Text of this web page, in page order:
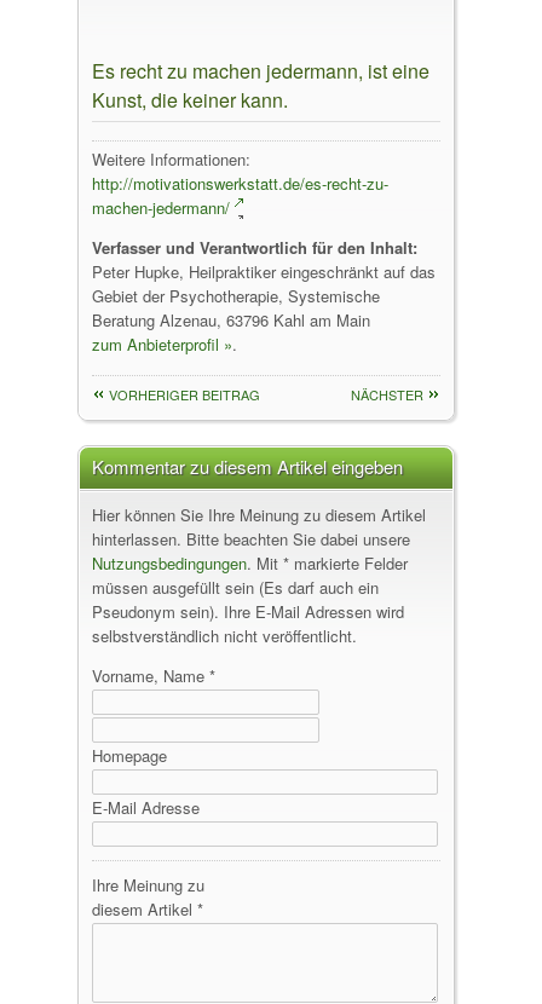
Es recht zu machen jedermann, ist eine
Kunst, die keiner kann.
Weitere Informationen:
http://motivationswerkstatt.de/es-recht-zu-
machen-jedermann/
Verfasser und Verantwortlich für den Inhalt:
Peter Hupke, Heilpraktiker eingeschränkt auf das
Gebiet der Psychotherapie, Systemische
Beratung Alzenau, 63796 Kahl am Main
zum Anbieterprofil ».
NÄCHSTER
VORHERIGER BEITRAG
Kommentar zu diesem Artikel eingeben
Hier können Sie Ihre Meinung zu diesem Artikel
hinterlassen. Bitte beachten Sie dabei unsere
Nutzungsbedingungen. Mit * markierte Felder
müssen ausgefüllt sein (Es darf auch ein
Pseudonym sein). Ihre E-Mail Adressen wird
selbstverständlich nicht veröffentlicht.
Vorname, Name *
Homepage
E-Mail Adresse
Ihre Meinung zu
diesem Artikel *